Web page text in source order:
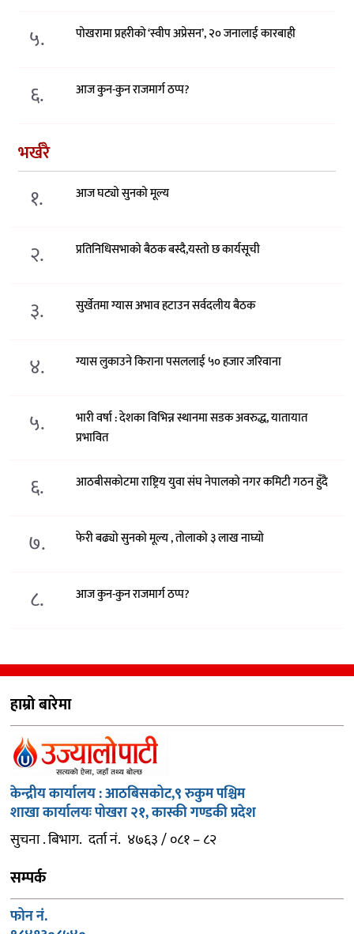
५. पोखरामा प्रहरीको ‘स्वीप अप्रेसन’, २० जनालाई कारबाही
६. आज कुन-कुन राजमार्ग ठप्प?
भर्खरै
१. आज घट्यो सुनको मूल्य
२. प्रतिनिधिसभाको बैठक बस्दै,यस्तो छ कार्यसूची
३. सुर्खेतमा ग्यास अभाव हटाउन सर्वदलीय बैठक
४. ग्यास लुकाउने किराना पसललाई ५० हजार जरिवाना
५.
भारी वर्षा : देशका विभिन्न स्थानमा सडक अवरुद्ध, यातायात
प्रभावित
६. आठबीसकोटमा राष्ट्रिय युवा संघ नेपालको नगर कमिटी गठन हुँदै
७. फेरी बढ्यो सुनको मूल्य , तोलाको ३ लाख नाघ्यो
८. आज कुन-कुन राजमार्ग ठप्प?
हाम्रो बारेमा
केन्द्रीय कार्यालय : आठबिसकोट,९ रुकुम पश्चिम
शाखा कार्यालयः पोखरा २१, कास्की गण्डकी प्रदेश
सुचना . बिभाग. दर्ता नं. ४७६३ / ०८१ – ८२
सम्पर्क
फोन नं.